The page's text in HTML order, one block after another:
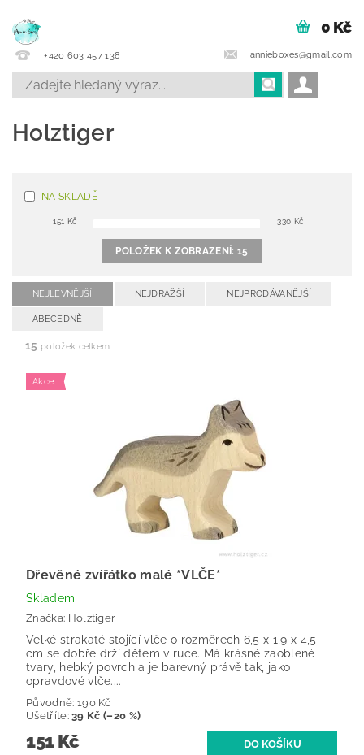
+420 603 457 138 annieboxes@gmail.com
0 Kč
Holztiger
NA SKLADĚ
151 Kč 330 Kč
POLOŽEK K ZOBRAZENÍ:15
NEJLEVNĚJŠÍ NEJDRAŽŠÍ NEJPRODÁVANĚJŠÍ
ABECEDNĚ
15 položek celkem
Akce
Dřevěné zvířátko malé *VLČE*
Skladem
Značka: Holztiger
Velké strakaté stojící vlče o rozměrech 6,5 x 1,9 x 4,5
cm se dobře drží dětem v ruce. Má krásné zaoblené
tvary, hebký povrch a je barevný právě tak, jako
opravdové vlče....
Původně: 190 Kč
Ušetříte:39 Kč (–20 %)
151 Kč